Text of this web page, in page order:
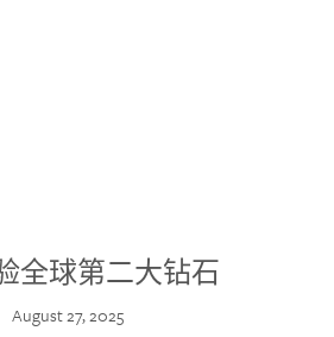
全球第二大钻石
August 27, 2025